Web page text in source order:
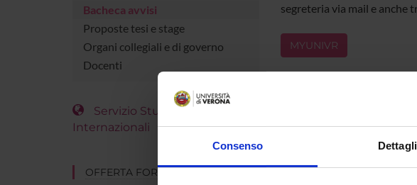
Consenso Dettagli
Bacheca avvisi
Proposte tesi e stage
Organi collegiali e di governo
Docenti
Servizio Studenti
Internazionali
OFFERTA FORMATIVA
segreteria via mail e anche
MYUNIVR